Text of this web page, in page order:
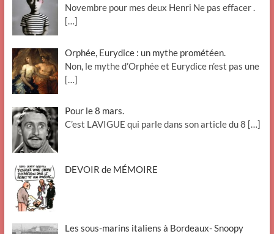
Novembre pour mes deux Henri Ne pas effacer .
[…]
Orphée, Eurydice : un mythe prométéen.
Non, le mythe d’Orphée et Eurydice n’est pas une
[…]
Pour le 8 mars.
C’est LAVIGUE qui parle dans son article du 8 […]
DEVOIR de MÉMOIRE
Les sous-marins italiens à Bordeaux- Snoopy